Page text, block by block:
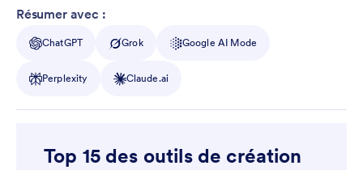
Résumer avec :
ChatGPT Grok Google AI Mode
Perplexity Claude.ai
Top 15 des outils de création